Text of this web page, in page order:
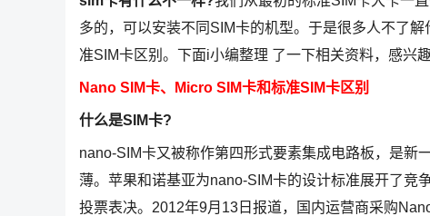
多的，可以安装不同SIM卡的机型。于是很多人不了
准SIM卡区别。下面i小编整理 了一下相关资料，感兴
Nano SIM卡、Micro SIM卡和标准SIM卡区别
什么是SIM卡?
nano-SIM卡又被称作第四形式要素集成电路板，是新
薄。苹果和诺基亚为nano-SIM卡的设计标准展开了竞
投票表决。2012年9月13日报道，国内运营商采购